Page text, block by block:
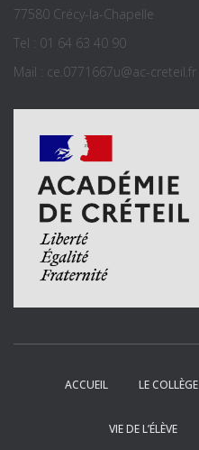
77580 Crécy-la-Chapelle
Tel : 01 64 63 40 90
Mail : ce.0771667u@ac-creteil.fr
ACCUEIL LE COLLÈGE
VIE DE L’ÉLÈVE